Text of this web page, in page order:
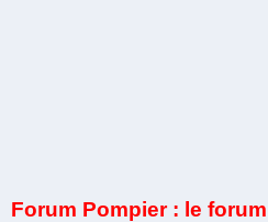
Forum Pompier : le